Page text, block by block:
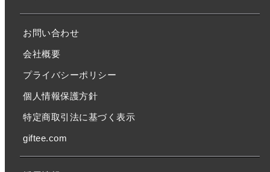
お問い合わせ
会社概要
プライバシーポリシー
個人情報保護方針
特定商取引法に基づく表示
giftee.com